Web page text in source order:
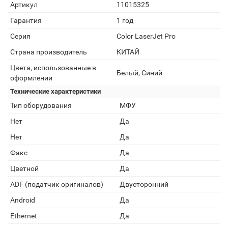
Артикул
11015325
Гарантия
1 год
Серия
Color LaserJet Pro
Страна производитель
КИТАЙ
Цвета, использованные в
оформлении
Белый, Синий
Технические характеристики
Тип оборудования
МФУ
Нет
Да
Нет
Да
Факс
Да
Цветной
Да
ADF (податчик оригиналов)
Двусторонний
Android
Да
Ethernet
Да